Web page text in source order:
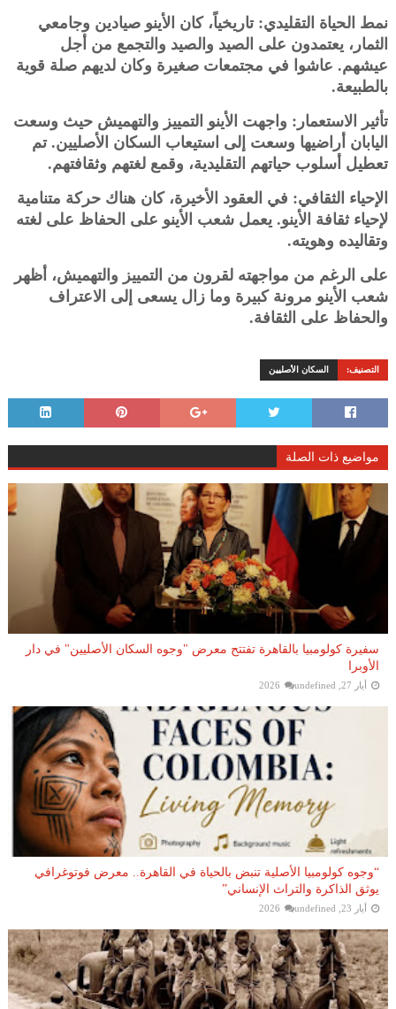
نمط الحياة التقليدي: تاريخياً، كان الأينو صيادين وجامعي
الثمار، يعتمدون على الصيد والصيد والتجمع من أجل
عيشهم. عاشوا في مجتمعات صغيرة وكان لديهم صلة قوية
بالطبيعة.
تأثير الاستعمار: واجهت الأينو التمييز والتهميش حيث وسعت
اليابان أراضيها وسعت إلى استيعاب السكان الأصليين. تم
تعطيل أسلوب حياتهم التقليدية، وقمع لغتهم وثقافتهم.
الإحياء الثقافي: في العقود الأخيرة، كان هناك حركة متنامية
لإحياء ثقافة الأينو. يعمل شعب الأينو على الحفاظ على لغته
وتقاليده وهويته.
على الرغم من مواجهته لقرون من التمييز والتهميش، أظهر
شعب الأينو مرونة كبيرة وما زال يسعى إلى الاعتراف
والحفاظ على الثقافة.
التصنيف: السكان الأصليين
مواضيع ذات الصلة
سفيرة كولومبيا بالقاهرة تفتتح معرض "وجوه السكان الأصليين" في دار
الأوبرا
أيار 27, 2026 undefined
“وجوه كولومبيا الأصلية تنبض بالحياة في القاهرة.. معرض فوتوغرافي
يوثق الذاكرة والتراث الإنساني”
أيار 23, 2026 undefined